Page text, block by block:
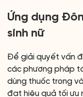
Ứng dụng
sinh nữ
Để giải quyết vấn
các phương pháp
dùng thuốc trong
đạt hiệu quả tối ưu